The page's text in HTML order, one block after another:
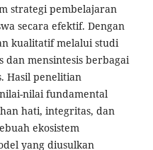
strategi pembelajaran
secara efektif. Dengan
kualitatif melalui studi
dan mensintesis berbagai
Hasil penelitian
nilai fundamental
hati, integritas, dan
ekosistem
yang diusulkan